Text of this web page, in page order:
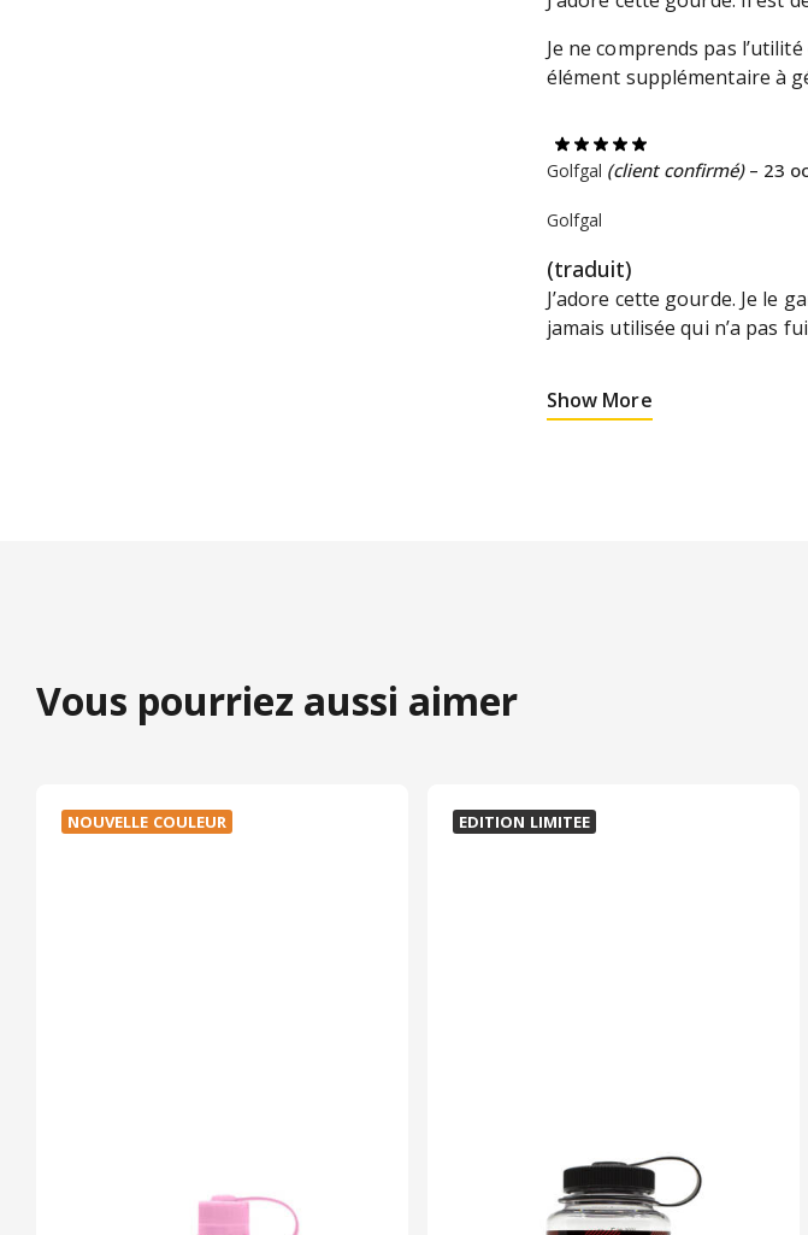
Je ne comprends pas
élément supplémentaire à
Golfgal (client confirmé) – 23
Golfgal
(traduit)
J’adore cette gourde. Je le
jamais utilisée qui n’a pas
Show More
Vous pourriez aussi aimer
NOUVELLE COULEUR EDITION LIMITEE